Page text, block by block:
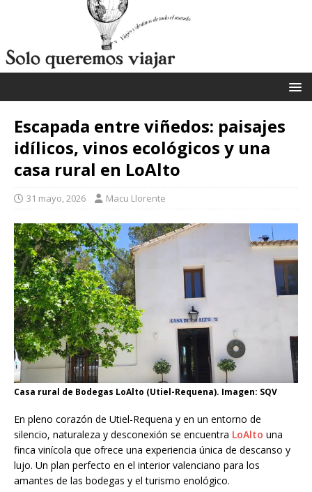
Escapada entre viñedos: paisajes
idílicos, vinos ecológicos y una
casa rural en LoAlto
31 mayo, 2026 Macu Llorente
Casa rural de Bodegas LoAlto (Utiel-Requena). Imagen: SQV
En pleno corazón de Utiel-Requena y en un entorno de
silencio, naturaleza y desconexión se encuentra LoAlto una
finca vinícola que ofrece una experiencia única de descanso y
lujo. Un plan perfecto en el interior valenciano para los
amantes de las bodegas y el turismo enológico.